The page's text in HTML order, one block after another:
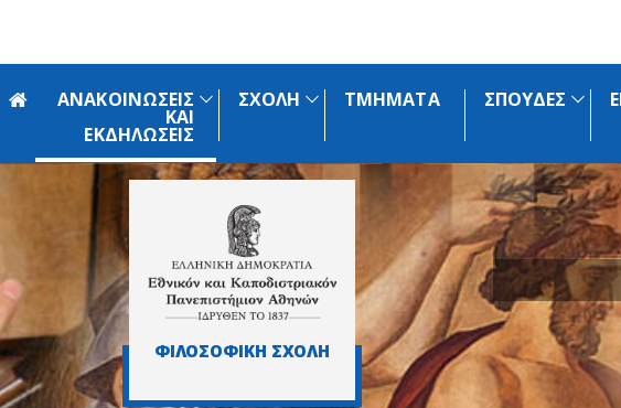
ΑΝΑΚΟΙΝΩΣΕΙΣ
ΚΑΙ
ΕΚΔΗΛΩΣΕΙΣ
ΣΧΟΛΗ ΤΜΗΜΑΤΑ ΣΠΟΥΔΕΣ
ΦΙΛΟΣΟΦΙΚΗ ΣΧΟΛΗ